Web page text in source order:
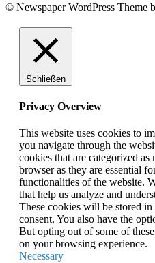
© Newspaper WordPress Theme
Schließen
Privacy Overview
This website uses cookies to
you navigate through the
cookies that are categorized as
browser as they are essential
functionalities of the website.
that help us analyze and
These cookies will be stored
consent. You also have the
But opting out of some of
on your browsing experience.
Necessary